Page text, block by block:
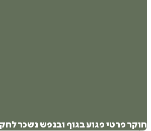
חוקר פרטי פגוע בגוף ובנפש נשכר